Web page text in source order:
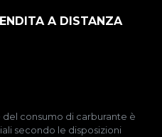
A DISTANZA
del consumo di carburante è
secondo le disposizioni